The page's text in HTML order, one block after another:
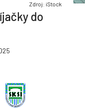
Zdroj: iStock
do